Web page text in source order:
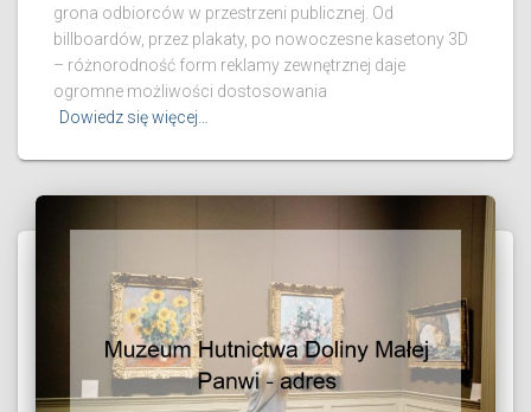
grona odbiorców w przestrzeni publicznej. Od
billboardów, przez plakaty, po nowoczesne kasetony 3D
– różnorodność form reklamy zewnętrznej daje
ogromne możliwości dostosowania
Dowiedz się więcej…